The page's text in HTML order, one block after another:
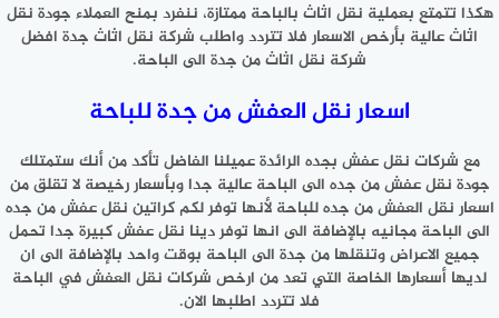
هكذا تتمتع بعملية نقل اثاث بالباحة ممتازة، ننفرد بمنح العملاء جودة نقل
اثاث عالية بأرخص الاسعار فلا تتردد واطلب شركة نقل اثاث جدة افضل
شركة نقل اثاث من جدة الى الباحة.
اسعار نقل العفش من جدة للباحة
مع شركات نقل عفش بجده الرائدة عميلنا الفاضل تأكد من أنك ستمتلك
جودة نقل عفش من جده الى الباحة عالية جدا وبأسعار رخيصة لا تقلق من
اسعار نقل العفش من جده للباحة لأنها توفر لكم كراتين نقل عفش من جده
الى الباحة مجانيه بالإضافة الى انها توفر دينا نقل عفش كبيرة جدا تحمل
جميع الاعراض وتنقلها من جدة الى الباحة بوقت واحد بالإضافة الى ان
لديها أسعارها الخاصة التي تعد من ارخص شركات نقل العفش في الباحة
فلا تتردد اطلبها الان.